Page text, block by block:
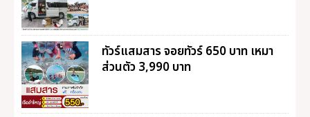
ทัวร์แสมสาร จอยทัวร์ 650 บาท เหมา
ส่วนตัว 3,990 บาท